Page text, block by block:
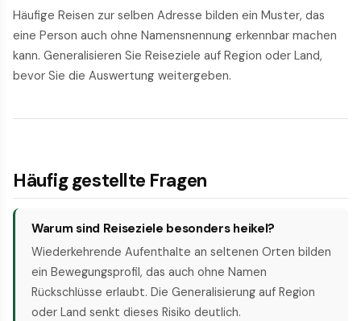
Häufige Reisen zur selben Adresse bilden ein Muster, das
eine Person auch ohne Namensnennung erkennbar machen
kann. Generalisieren Sie Reiseziele auf Region oder Land,
bevor Sie die Auswertung weitergeben.
Häufig gestellte Fragen
Warum sind Reiseziele besonders heikel?
Wiederkehrende Aufenthalte an seltenen Orten bilden
ein Bewegungsprofil, das auch ohne Namen
Rückschlüsse erlaubt. Die Generalisierung auf Region
oder Land senkt dieses Risiko deutlich.